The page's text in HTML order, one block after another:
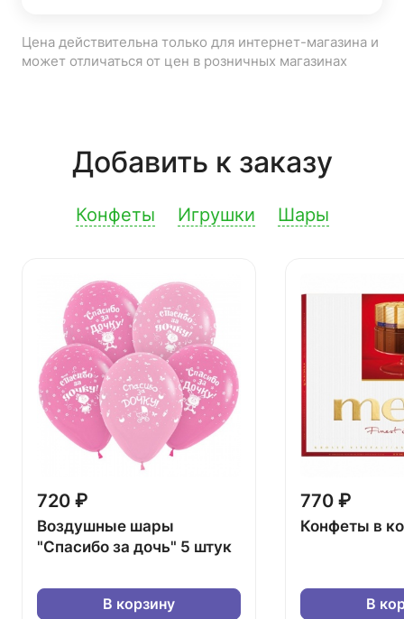
Цена действительна только для интернет-магазина и
может отличаться от цен в розничных магазинах
Добавить к заказу
Конфеты Игрушки Шары
720 ₽
Воздушные шары
"Спасибо за дочь" 5 штук
В корзину
770 ₽
Конфеты в
В